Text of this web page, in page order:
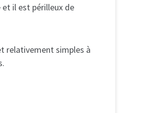
il est périlleux de
relativement simples à